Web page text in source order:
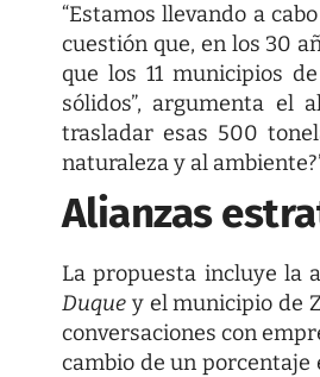
“Estamos llevando a
cuestión que, en los 30
que los 11 municipios
sólidos”, argumenta el
trasladar esas 500
naturaleza y al
Alianzas
La propuesta incluye la
Duque y el municipio de
conversaciones con
cambio de un porcentaje